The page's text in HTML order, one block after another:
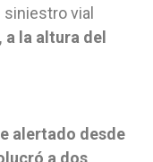
vial
a la altura del
alertado desde
a dos